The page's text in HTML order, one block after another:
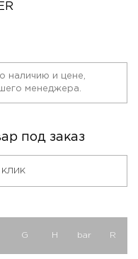
наличию и цене,
менеджера.
под заказ
клик
G H bar R